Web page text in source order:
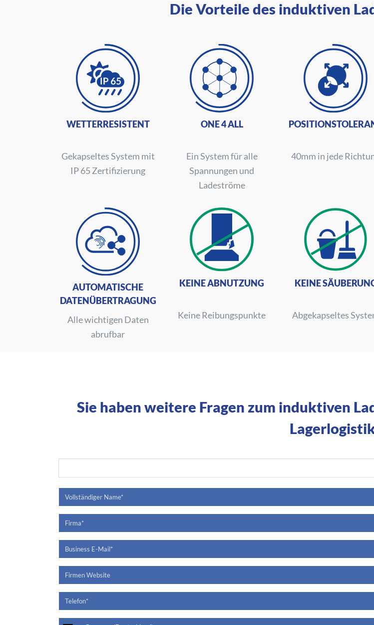
Die Vorteile des induktiven
WETTERRESISTENT
Gekapseltes System mit
IP 65 Zertifizierung
ONE 4 ALL
Ein System für alle
Spannungen und
Ladeströme
40mm in jede
AUTOMATISCHE
DATENÜBERTRAGUNG
Alle wichtigen Daten
abrufbar
KEINE ABNUTZUNG
Keine Reibungspunkte
KEINE
Abgekapseltes
Sie haben weitere Fragen zum induktiven